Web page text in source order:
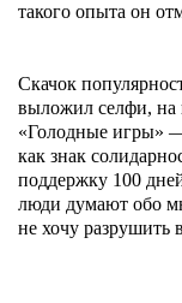
такого опыта он
Скачок
выложил селфи, на
«Голодные игры»
как знак
поддержку 100
люди думают обо
не хочу разрушить